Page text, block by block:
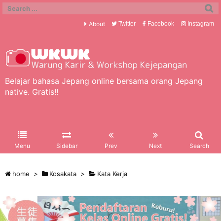
Belajar bahasa Jepang online bersama orang Jepang
native. Gratis!!
Menu Sidebar Prev Next Search
About Twitter Facebook Instagram
home > Kosakata > Kata Kerja